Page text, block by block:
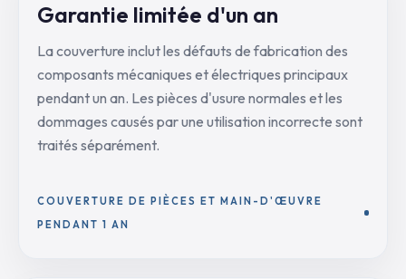
Garantie limitée d'un an
La couverture inclut les défauts de fabrication des
composants mécaniques et électriques principaux
pendant un an. Les pièces d'usure normales et les
dommages causés par une utilisation incorrecte sont
traités séparément.
COUVERTURE DE PIÈCES ET MAIN-D'ŒUVRE
PENDANT 1 AN